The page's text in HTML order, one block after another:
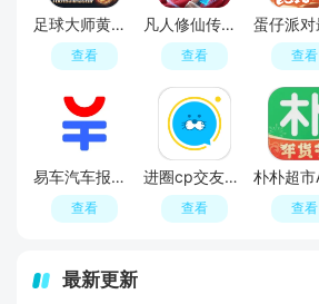
足球大师黄金一代手游
查看
凡人修仙传人界篇手游2026最新版
查看 查看
易车汽车报价APP官方正版
查看
进圈cp交友软件手机版
查看 查看
最新更新